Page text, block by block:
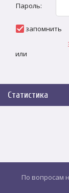
Пароль:
запомнить
или
Статистика
По вопросам